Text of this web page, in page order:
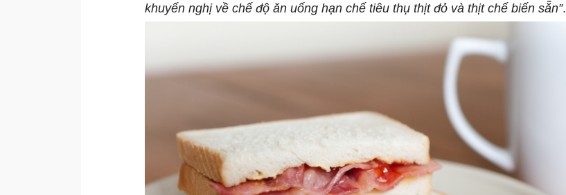
khuyến nghị về chế độ ăn uống hạn chế tiêu thụ thịt đỏ và thịt chế biến sẵn”.